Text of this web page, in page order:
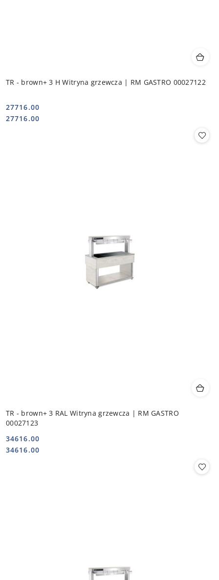
TR - brown+ 3 H Witryna grzewcza | RM GASTRO 00027122
Cena:
27716.00
Cena:
27716.00
TR - brown+ 3 RAL Witryna grzewcza | RM GASTRO
00027123
Cena:
34616.00
Cena:
34616.00